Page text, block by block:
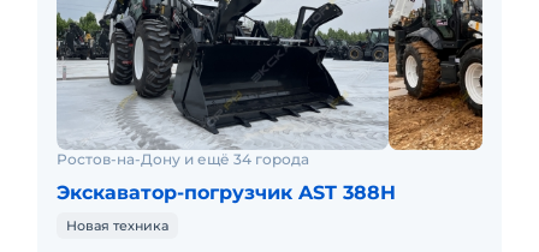
Ростов-на-Дону и ещё 34 города
Экскаватор-погрузчик AST 388H
Новая техника